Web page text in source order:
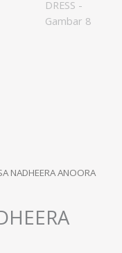
NADHEERA ANOORA